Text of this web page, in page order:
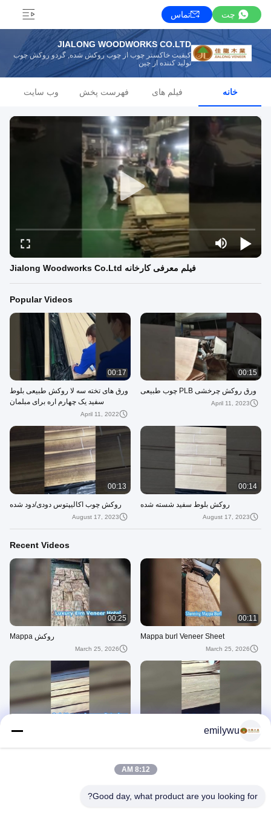
چت تماس
JIALONG WOODWORKS CO.LTD
کیفیت خاکستر چوب از چوب روکش شده, گردو روکش چوب
تولید کننده از چین
خانه فیلم های فهرست پخش وب سایت
فیلم معرفی کارخانه Jialong Woodworks Co.Ltd
Popular Videos
00:15
ورق روکش چرخشی PLB چوب طبیعی
April 11, 2023
00:17
ورق های تخته سه لا روکش طبیعی بلوط
سفید یک چهارم اره برای مبلمان
April 11, 2022
00:14
روکش بلوط سفید شسته شده
August 17, 2023
00:13
روکش چوب اکالیپتوس دودی/دود شده
August 17, 2023
Recent Videos
00:11
Mappa burl Veneer Sheet
March 25, 2026
00:25
روکش Mappa
March 25, 2026
emilywu
8:12 AM
Good day, what product are you looking for?